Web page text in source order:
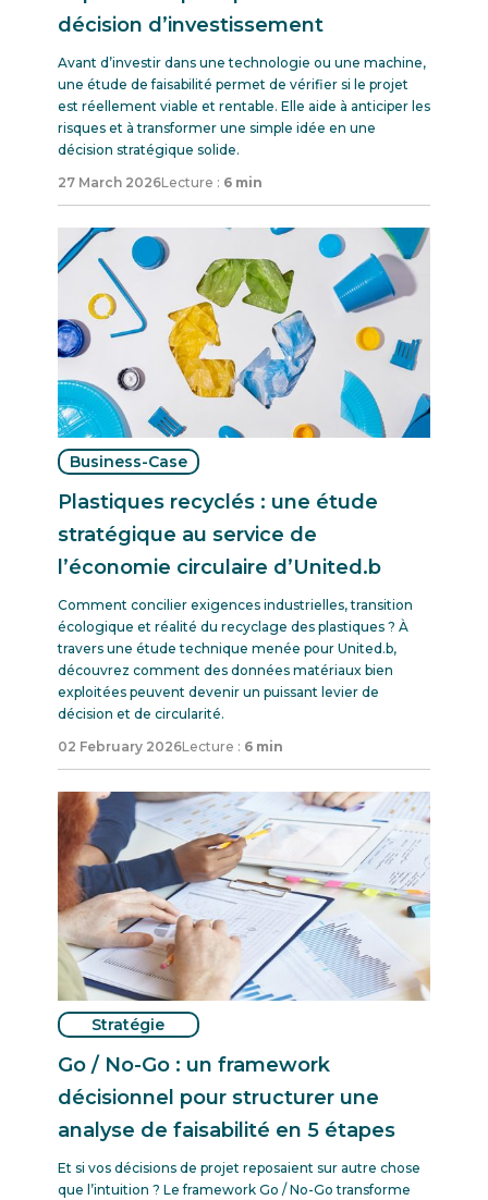
décision d’investissement
Avant d’investir dans une technologie ou une machine,
une étude de faisabilité permet de vérifier si le projet
est réellement viable et rentable. Elle aide à anticiper les
risques et à transformer une simple idée en une
décision stratégique solide.
27 March 2026Lecture : 6 min
Business-Case
Plastiques recyclés : une étude
stratégique au service de
l’économie circulaire d’United.b
Comment concilier exigences industrielles, transition
écologique et réalité du recyclage des plastiques ? À
travers une étude technique menée pour United.b,
découvrez comment des données matériaux bien
exploitées peuvent devenir un puissant levier de
décision et de circularité.
02 February 2026Lecture : 6 min
Stratégie
Go / No-Go : un framework
décisionnel pour structurer une
analyse de faisabilité en 5 étapes
Et si vos décisions de projet reposaient sur autre chose
que l’intuition ? Le framework Go / No-Go transforme